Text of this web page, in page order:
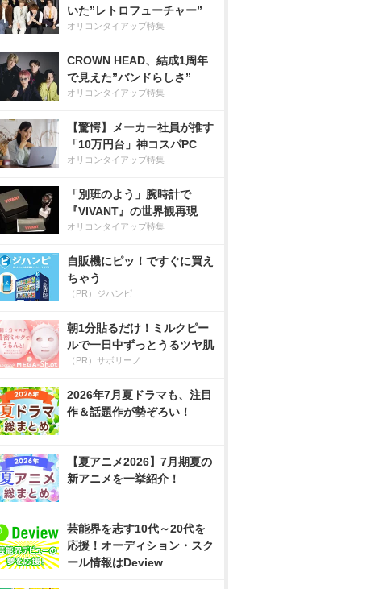
いた”レトロフューチャー”
オリコンタイアップ特集
CROWN HEAD、結成1周年
で見えた”バンドらしさ”
オリコンタイアップ特集
【驚愕】メーカー社員が推す
「10万円台」神コスパPC
オリコンタイアップ特集
「別班のよう」腕時計で
『VIVANT』の世界観再現
オリコンタイアップ特集
自販機にピッ！ですぐに買え
ちゃう
（PR）ジハンピ
朝1分貼るだけ！ミルクピー
ルで一日中ずっとうるツヤ肌
（PR）サボリーノ
2026年7月夏ドラマも、注目
作＆話題作が勢ぞろい！
【夏アニメ2026】7月期夏の
新アニメを一挙紹介！
芸能界を志す10代～20代を
応援！オーディション・スク
ール情報はDeview